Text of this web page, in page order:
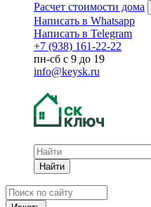
Расчет стоимости дома
Написать в Whatsapp
Написать в Telegram
+7 (938) 161-22-22
пн-сб с 9 до 19
info@keysk.ru
Найти